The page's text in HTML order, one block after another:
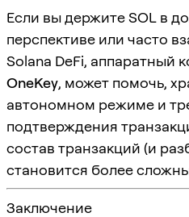
Если вы держите SOL в
перспективе или часто
Solana DeFi, аппаратный
OneKey, может помочь,
автономном режиме и
подтверждения
состав транзакций (и
становится более
Заключение